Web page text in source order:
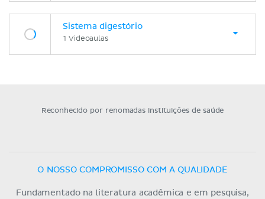
Sistema digestório
1 Videoaulas
Reconhecido por renomadas instituições de saúde
O NOSSO COMPROMISSO COM A QUALIDADE
Fundamentado na literatura acadêmica e em pesquisa,